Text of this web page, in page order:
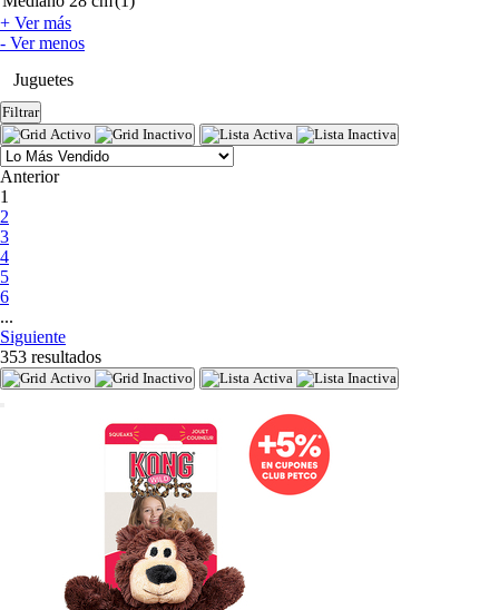
+ Ver más
- Ver menos
Juguetes
Filtrar
Anterior
1
2
3
4
5
6
...
Siguiente
353 resultados